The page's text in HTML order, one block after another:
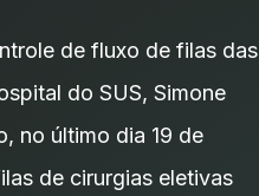
de fluxo de filas das
do SUS, Simone
no último dia 19 de
de cirurgias eletivas